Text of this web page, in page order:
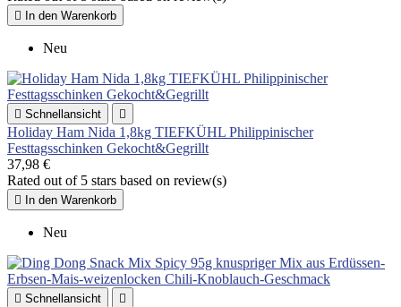
 In den Warenkorb
Neu
 Schnellansicht 
Holiday Ham Nida 1,8kg TIEFKÜHL Philippinischer
Festtagsschinken Gekocht&Gegrillt
37,98 €
Rated out of 5 stars based on review(s)
 In den Warenkorb
Neu
 Schnellansicht 